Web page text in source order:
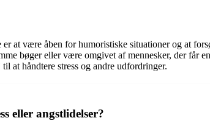
at være åben for humoristiske situationer og at
bøger eller være omgivet af mennesker, der får
at håndtere stress og andre udfordringer.
eller angstlidelser?